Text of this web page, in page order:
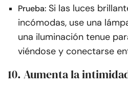
Prueba: Si las luces
incómodas, use una
una iluminación tenue
viéndose y conectarse
10. Aumenta la